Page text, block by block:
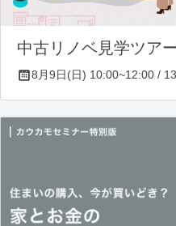
中古リノベ見学ツア
8月9日(日) 10:00~12:00 /